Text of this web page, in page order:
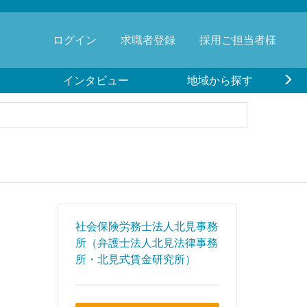
ログイン 求職者登録 採用ご担当者様
インタビュー 地域から探す
社会保険労務士法人北見事務
所（弁護士法人北見法律事務
所・北見式賃金研究所）